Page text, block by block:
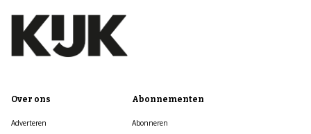
Over ons
Adverteren
Abonnementen
Abonneren